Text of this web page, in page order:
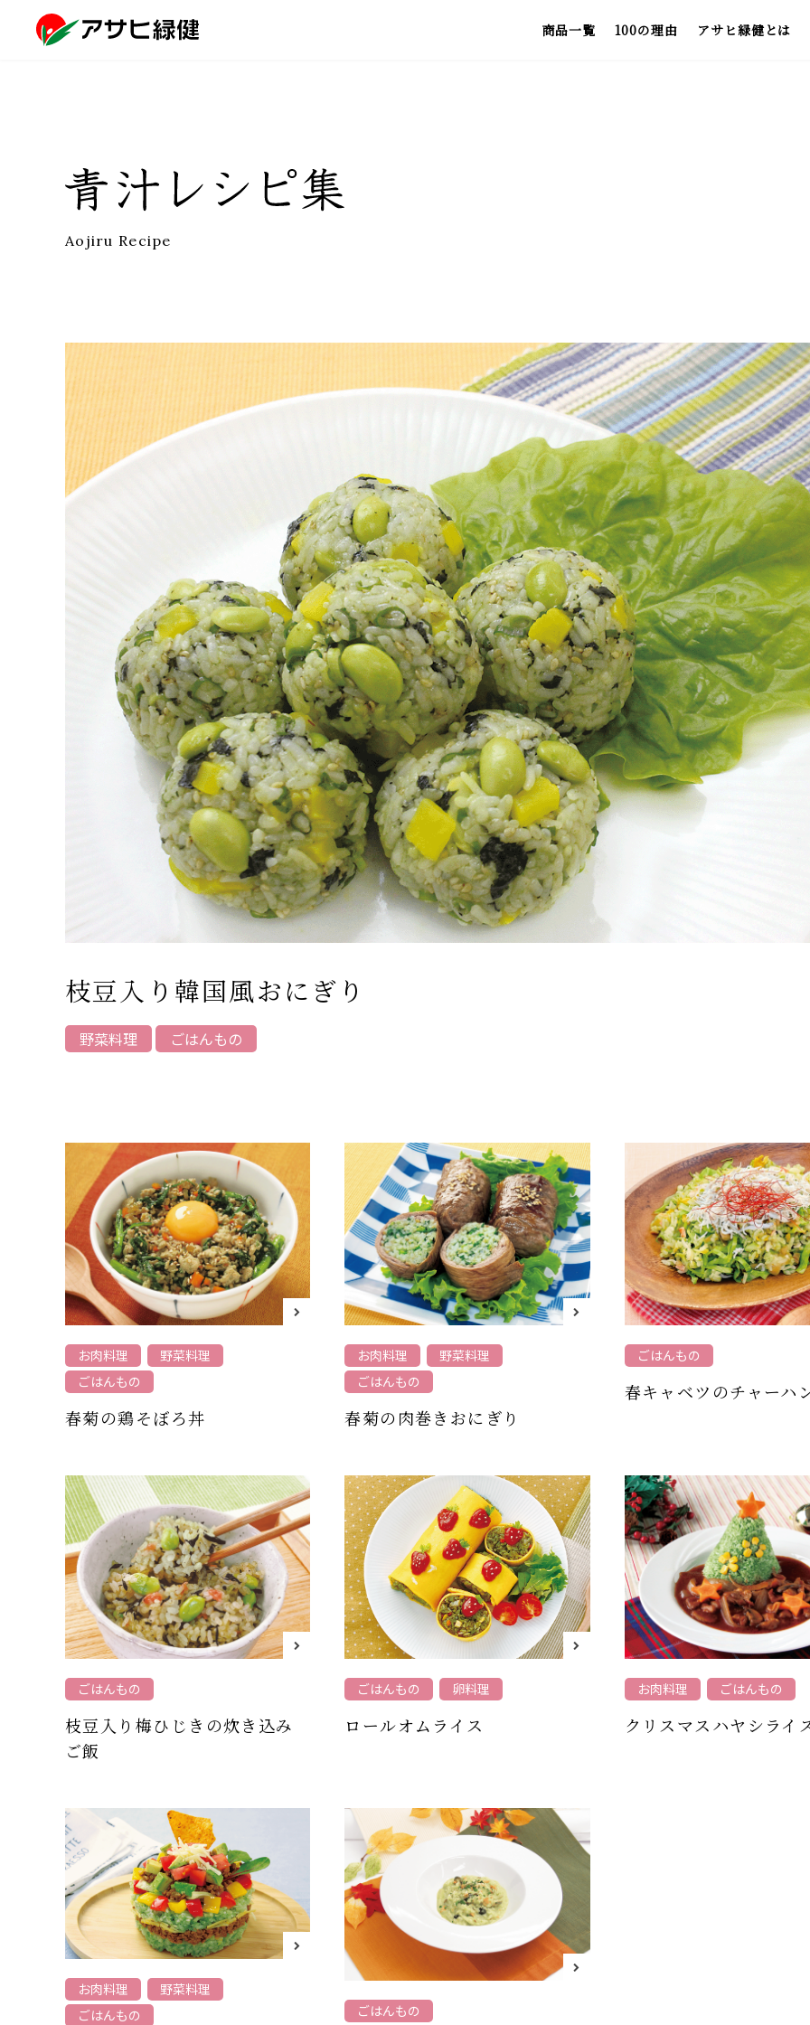
商品一覧 100の理由 アサヒ緑健とは
Aojiru Recipe
枝豆入り韓国風おにぎり
野菜料理 ごはんもの
お肉料理
野菜料理
ごはんもの
春菊の鶏そぼろ丼
お肉料理
野菜料理
ごはんもの
春菊の肉巻きおにぎり
ごはんもの
春キャベツのチャーハ
ごはんもの
枝豆入り梅ひじきの炊き込み
ご飯
ごはんもの 卵料理
ロールオムライス
お肉料理 ごはんもの
クリスマスハヤシライ
お肉料理
野菜料理
ごはんもの
ごはんもの